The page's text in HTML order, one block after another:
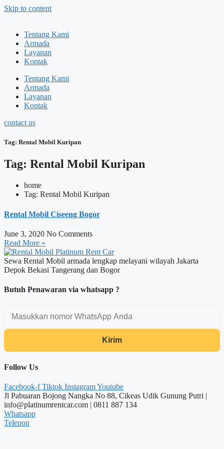
Skip to content
Tentang Kami
Armada
Layanan
Kontak
Tentang Kami
Armada
Layanan
Kontak
contact us
Tag: Rental Mobil Kuripan
Tag: Rental Mobil Kuripan
home
Tag: Rental Mobil Kuripan
Rental Mobil Ciseeng Bogor
June 3, 2020 No Comments
Read More »
Sewa Rental Mobil armada lengkap melayani wilayah Jakarta
Depok Bekasi Tangerang dan Bogor
Butuh Penawaran via whatsapp ?
Kirim
Follow Us
Facebook-f Tiktok InstagramYoutube
Jl Pabuaran Bojong Nangka No 88, Cikeas Udik Gunung Putri |
info@platinumrentcar.com | 0811 887 134
Whatsapp
Telepon